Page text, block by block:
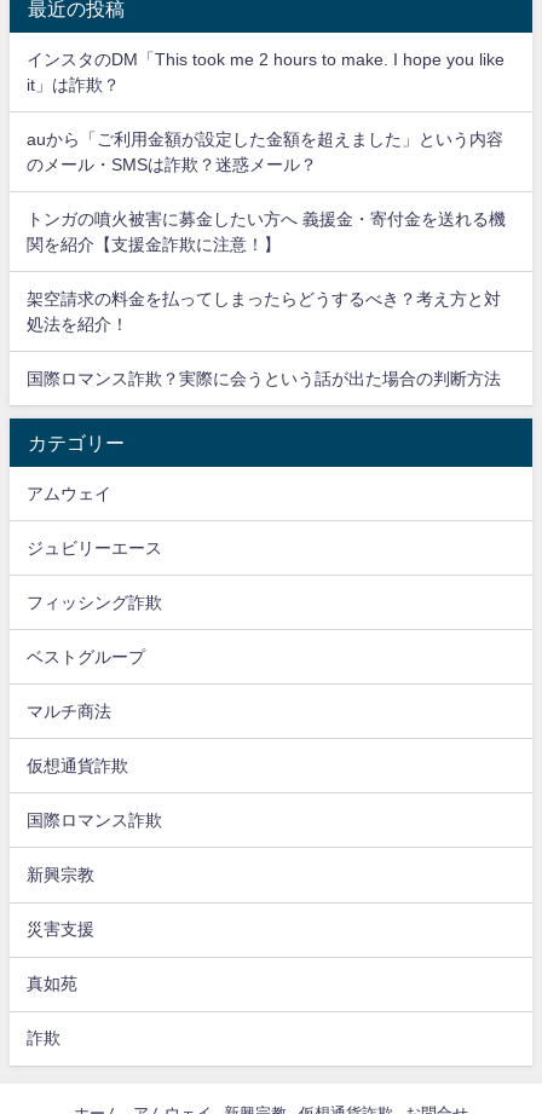
最近の投稿
インスタのDM「This took me 2 hours to make. I hope you like
it」は詐欺？
auから「ご利用金額が設定した金額を超えました」という内容
のメール・SMSは詐欺？迷惑メール？
トンガの噴火被害に募金したい方へ 義援金・寄付金を送れる機
関を紹介【支援金詐欺に注意！】
架空請求の料金を払ってしまったらどうするべき？考え方と対
処法を紹介！
国際ロマンス詐欺？実際に会うという話が出た場合の判断方法
カテゴリー
アムウェイ
ジュビリーエース
フィッシング詐欺
ベストグループ
マルチ商法
仮想通貨詐欺
国際ロマンス詐欺
新興宗教
災害支援
真如苑
詐欺